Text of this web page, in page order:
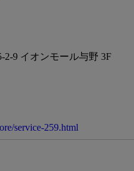
9 イオンモール与野 3F
service-259.html